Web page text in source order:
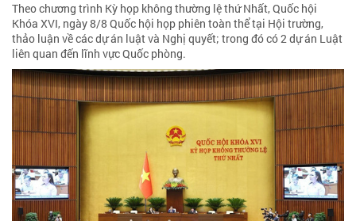
Theo chương trình Kỳ họp không thường lệ thứ Nhất, Quốc hội
Khóa XVI, ngày 8/8 Quốc hội họp phiên toàn thể tại Hội trường,
thảo luận về các dự án luật và Nghị quyết; trong đó có 2 dự án Luật
liên quan đến lĩnh vực Quốc phòng.